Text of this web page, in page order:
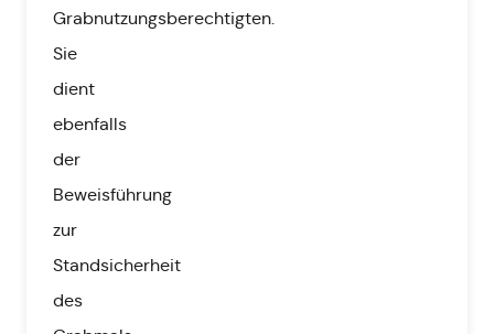
Grabnutzungsberechtigten.
Sie
dient
ebenfalls
der
Beweisführung
zur
Standsicherheit
des